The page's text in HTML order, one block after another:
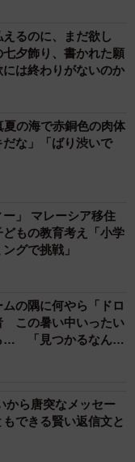
えるのに、まだ欲し
夕飾り、書かれた願
は終わりがないのか
の海で赤銅色の肉体
な」「ばり渋いで
ー」 マレーシア移住
もの教育考え「小学
グで挑戦」
の隅に何やら「ドロ
この暑い中いったい
… 「見つかるなんて
から唐突なメッセー
できる賢い返信文と